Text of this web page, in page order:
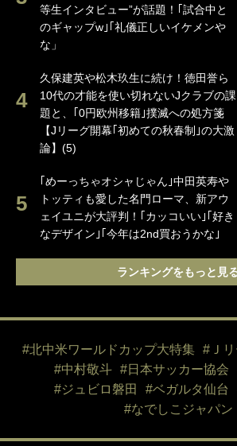
等生インタビュー”が話題！｢試合中と
のギャップw｣｢礼儀正しいイケメンや
な」
久保建英や松木玖生に続け！徳田誉ら
10代の才能を使い切れないJクラブの課
題と、｢0円欧州移籍｣撲滅への処方箋
【Jリーグ開幕｢初めての秋春制｣の大激
論】(5)
｢めーっちゃオシャじゃん｣中田英寿や
トッティも愛した名門ローマ、新アウ
ェイユニが大評判！｢カッコいい｣｢好き
なデザイン｣｢今年は2nd買おうかな｣
ランキングをもっと見
#北中米ワールドカップ大特集 #Ｊ
#中村敬斗
#日本サッカー協会
#ジュビロ磐田
#ベガルタ仙台
#なでしこジャパン